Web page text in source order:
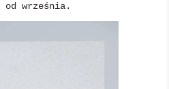
od września.